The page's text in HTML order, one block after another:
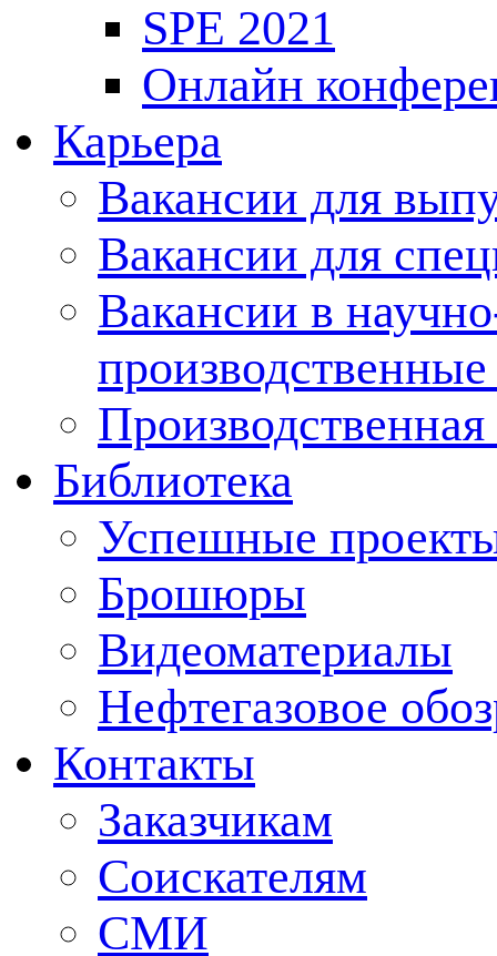
SPE 2021
Онлайн
Карьера
Вакансии для
Вакансии для
Вакансии в
Производственная
Библиотека
Успешные
Брошюры
Видеоматериалы
Нефтегазовое
Контакты
Заказчикам
Соискателям
СМИ